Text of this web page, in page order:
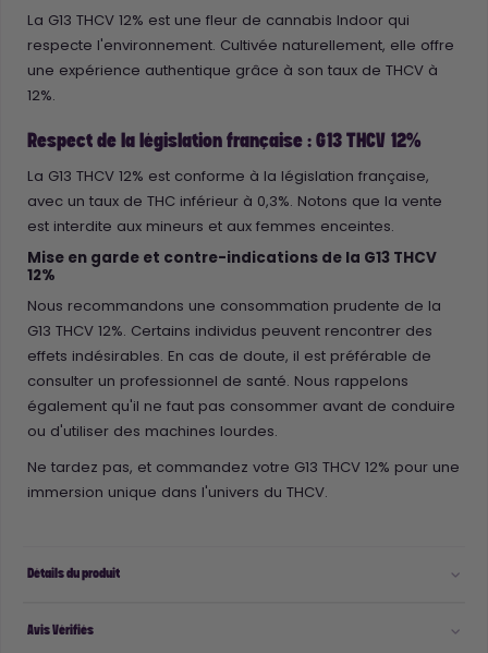
La G13 THCV 12% est une fleur de cannabis Indoor qui
respecte l'environnement. Cultivée naturellement, elle offre
une expérience authentique grâce à son taux de THCV à
12%.
Respect de la législation française : G13 THCV 12%
La G13 THCV 12% est conforme à la législation française,
avec un taux de THC inférieur à 0,3%. Notons que la vente
est interdite aux mineurs et aux femmes enceintes.
Mise en garde et contre-indications de la G13 THCV
12%
Nous recommandons une consommation prudente de la
G13 THCV 12%. Certains individus peuvent rencontrer des
effets indésirables. En cas de doute, il est préférable de
consulter un professionnel de santé. Nous rappelons
également qu'il ne faut pas consommer avant de conduire
ou d'utiliser des machines lourdes.
Ne tardez pas, et commandez votre G13 THCV 12% pour une
immersion unique dans l'univers du THCV.
Détails du produit
Avis Vérifiés